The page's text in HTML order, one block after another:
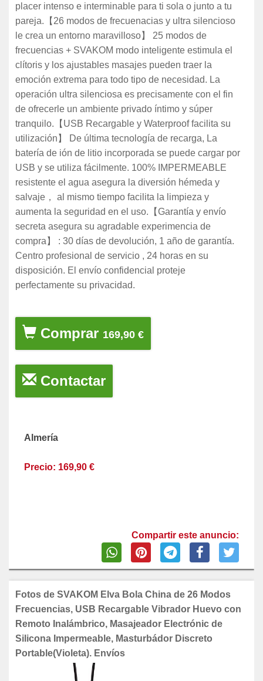
placer intenso e interminable para ti sola o junto a tu
pareja.【26 modos de frecuenacias y ultra silencioso
le crea un entorno maravilloso】 25 modos de
frecuencias + SVAKOM modo inteligente estimula el
clítoris y los ajustables masajes pueden traer la
emoción extrema para todo tipo de necesidad. La
operación ultra silenciosa es precisamente con el fin
de ofrecerle un ambiente privado íntimo y súper
tranquilo.【USB Recargable y Waterproof facilita su
utilización】 De última tecnología de recarga, La
batería de ión de litio incorporada se puede cargar por
USB y se utiliza fácilmente. 100% IMPERMEABLE
resistente el agua asegura la diversión hémeda y
salvaje， al mismo tiempo facilita la limpieza y
aumenta la seguridad en el uso.【Garantía y envío
secreta asegura su agradable experimencia de
compra】 : 30 días de devolución, 1 año de garantía.
Centro profesional de servicio , 24 horas en su
disposición. El envío confidencial proteje
perfectamente su privacidad.
Comprar 169,90 €
Contactar
Almería
Precio: 169,90 €
Compartir este anuncio:
Fotos de SVAKOM Elva Bola China de 26 Modos
Frecuencias, USB Recargable Vibrador Huevo con
Remoto Inalámbrico, Masajeador Electrónic de
Silicona Impermeable, Masturbádor Discreto
Portable(Violeta). Envíos